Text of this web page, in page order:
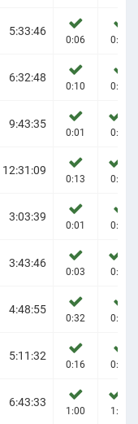
5:33:46
0:06 0:23
6:32:48
0:10 0:20
9:43:35
0:01 0:08
12:31:09
0:13 0:47
3:03:39
0:01 0:03
3:43:46
0:03 0:11
4:48:55
0:32 0:49
5:11:32
0:16 0:25
6:43:33
1:00 1:19